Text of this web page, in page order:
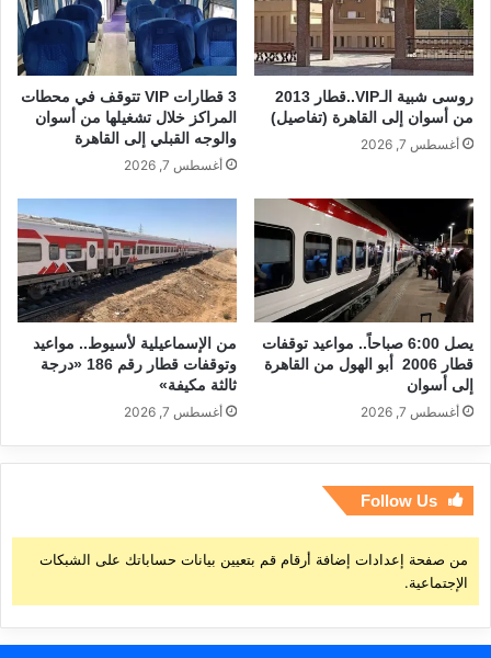
روسى شبية الـVIP..قطار 2013
من أسوان إلى القاهرة (تفاصيل)
أغسطس 7, 2026
3 قطارات VIP تتوقف في محطات
المراكز خلال تشغيلها من أسوان
والوجه القبلي إلى القاهرة
أغسطس 7, 2026
يصل 6:00 صباحاً.. مواعيد توقفات
قطار 2006 أبو الهول من القاهرة
إلى أسوان
أغسطس 7, 2026
من الإسماعيلية لأسيوط.. مواعيد
وتوقفات قطار رقم 186 «درجة
ثالثة مكيفة»
أغسطس 7, 2026
Follow Us
من صفحة إعدادات إضافة أرقام قم بتعيين بيانات حساباتك على الشبكات
الإجتماعية.